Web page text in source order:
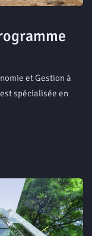
et Gestion à
spécialisée en